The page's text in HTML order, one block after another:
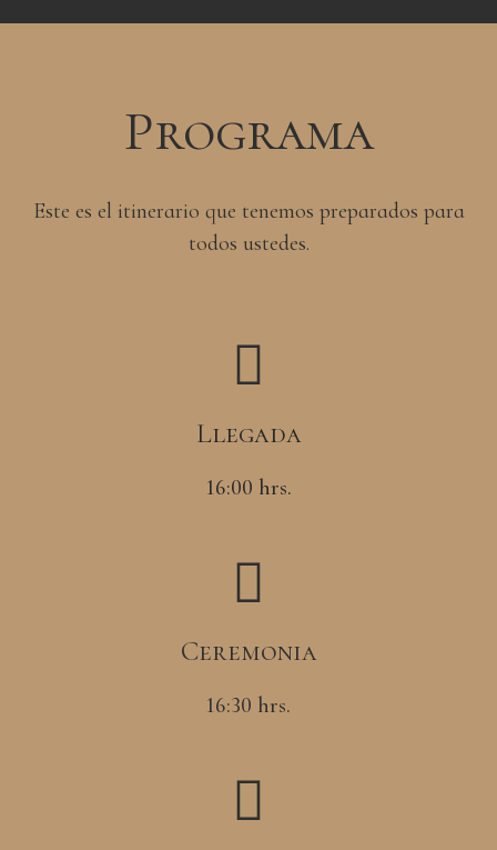
Programa
Este es el itinerario que tenemos preparados para
todos ustedes.
Llegada
16:00 hrs.
Ceremonia
16:30 hrs.